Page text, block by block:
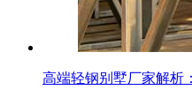
高端轻钢别墅厂家解析